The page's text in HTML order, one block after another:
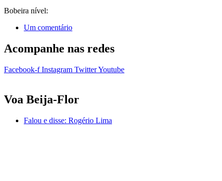
Bobeira nível:
Um comentário
Acompanhe nas redes
Facebook-f Instagram TwitterYoutube
Voa Beija-Flor
Falou e disse: Rogério Lima